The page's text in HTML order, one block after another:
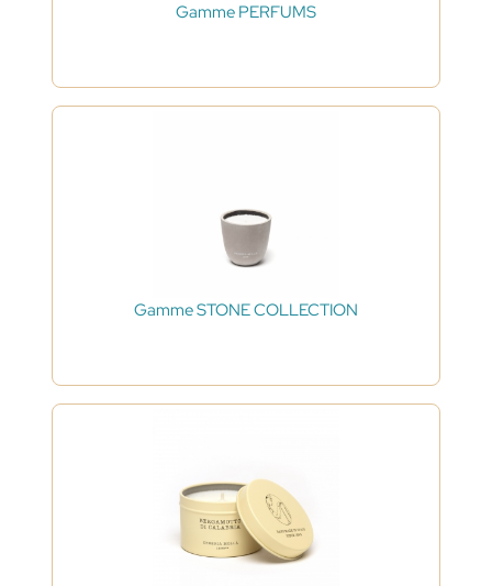
Gamme PERFUMS
Gamme STONE COLLECTION